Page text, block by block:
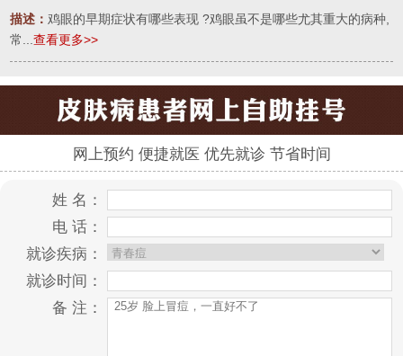
描述：鸡眼的早期症状有哪些表现 ?鸡眼虽不是哪些尤其重大的病种,
常...查看更多>>
网上预约 便捷就医 优先就诊 节省时间
姓 名：
电 话：
就诊疾病：
就诊时间：
备 注：